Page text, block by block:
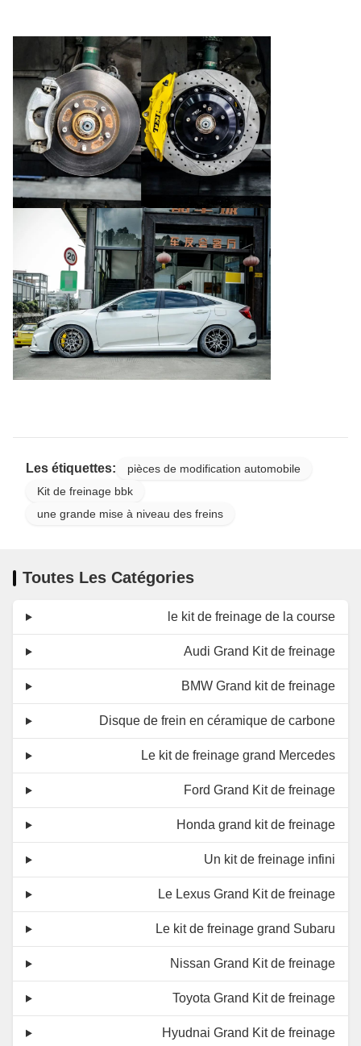
Les étiquettes:
pièces de modification automobile
Kit de freinage bbk
une grande mise à niveau des freins
Toutes Les Catégories
le kit de freinage de la course
Audi Grand Kit de freinage
BMW Grand kit de freinage
Disque de frein en céramique de carbone
Le kit de freinage grand Mercedes
Ford Grand Kit de freinage
Honda grand kit de freinage
Un kit de freinage infini
Le Lexus Grand Kit de freinage
Le kit de freinage grand Subaru
Nissan Grand Kit de freinage
Toyota Grand Kit de freinage
Hyudnai Grand Kit de freinage